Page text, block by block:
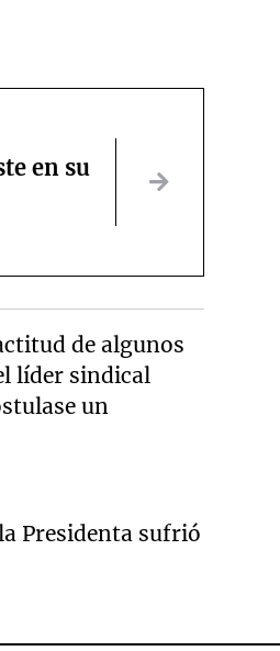
en su
de algunos
líder sindical
un
Presidenta sufrió